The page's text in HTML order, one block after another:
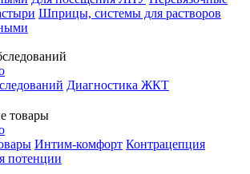
Шприцы, системы для растворов
Диагностика ЖКТ
товары
Интим-комфорт Контрацепция
потенции